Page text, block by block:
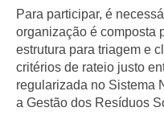
Para participar, é
organização é composta
estrutura para triagem e
critérios de rateio justo
regularizada no Sistema
a Gestão dos Resíduos